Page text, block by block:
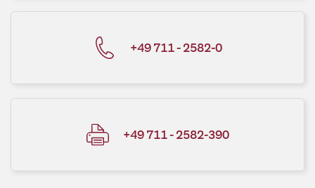
+49 711 - 2582-0
+49 711 - 2582-390